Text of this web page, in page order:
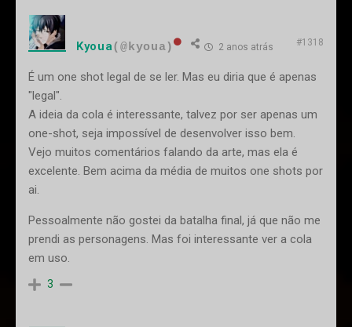
Kyoua(@kyoua) 2 anos atrás #1318
É um one shot legal de se ler. Mas eu diria que é apenas
"legal".
A ideia da cola é interessante, talvez por ser apenas um
one-shot, seja impossível de desenvolver isso bem.
Vejo muitos comentários falando da arte, mas ela é
excelente. Bem acima da média de muitos one shots por
ai.
Pessoalmente não gostei da batalha final, já que não me
prendi as personagens. Mas foi interessante ver a cola
em uso.
3